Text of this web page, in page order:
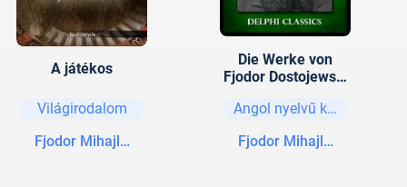
A játékos
Világirodalom
Fjodor Mihajlovics Dosztojevszkij
Die Werke von
Fjodor Dostojewski
Angol nyelvű könyvek
Fjodor Mihajlovics